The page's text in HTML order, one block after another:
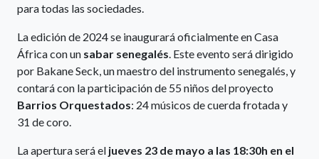
para todas las sociedades.
La edición de 2024 se inaugurará oficialmente en Casa
África con un sabar senegalés . Este evento será dirigido
por Bakane Seck, un maestro del instrumento senegalés, y
contará con la participación de 55 niños del proyecto
Barrios Orquestados: 24 músicos de cuerda frotada y
31 de coro.
La apertura será el jueves 23 de mayo a las 18:30h en el